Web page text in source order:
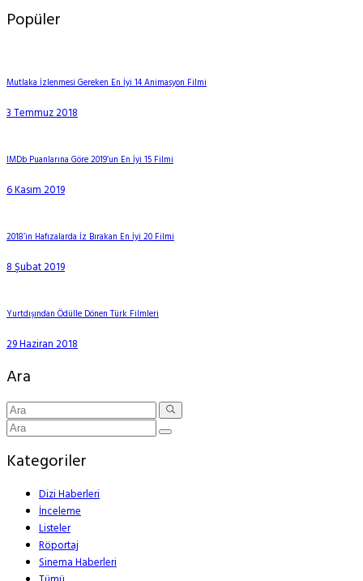
Popüler
Mutlaka İzlenmesi Gereken En İyi 14 Animasyon Filmi
3 Temmuz 2018
IMDb Puanlarına Göre 2019’un En İyi 15 Filmi
6 Kasım 2019
2018’in Hafızalarda İz Bırakan En İyi 20 Filmi
8 Şubat 2019
Yurtdışından Ödülle Dönen Türk Filmleri
29 Haziran 2018
Ara
Kategoriler
Dizi Haberleri
İnceleme
Listeler
Röportaj
Sinema Haberleri